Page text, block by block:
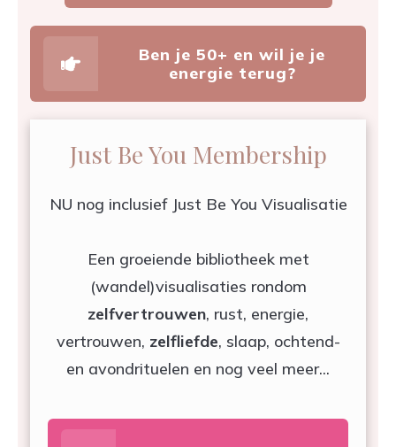
Ben je 50+ en wil je je
energie terug?
Just Be You Membership
NU nog inclusief Just Be You Visualisatie
Een groeiende bibliotheek met
(wandel)visualisaties rondom
zelfvertrouwen, rust, energie,
vertrouwen, zelfliefde, slaap, ochtend-
en avondrituelen en nog veel meer...